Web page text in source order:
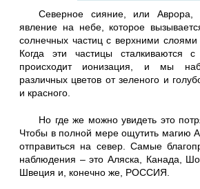
Северное сияние, или Аврора,
явление на небе, которое
солнечных частиц с верхними
Когда эти частицы сталкиваются
происходит ионизация, и мы
различных цветов от зеленого и
и красного.
Но где же можно увидеть это
Чтобы в полной мере ощутить магию
отправиться на север. Самые
наблюдения – это Аляска, Канада,
Швеция и, конечно же, РОССИЯ.